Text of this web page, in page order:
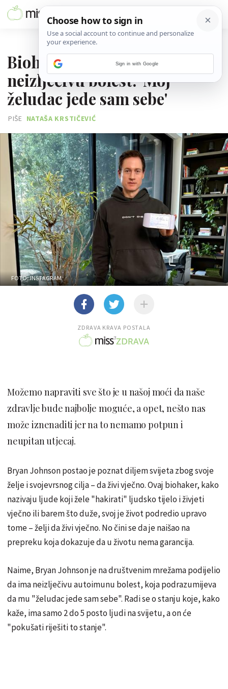
Biohaker Bryan Johnson ima
neizlječivu bolest: 'Moj
želudac jede sam sebe'
PIŠE NATAŠA KRSTIČEVIĆ
FOTO: INSTAGRAM
ZDRAVA KRAVA POSTALA
Možemo napraviti sve što je u našoj moći da naše
zdravlje bude najbolje moguće, a opet, nešto nas
može iznenaditi jer na to nemamo potpun i
neupitan utjecaj.
Bryan Johnson postao je poznat diljem svijeta zbog svoje
želje i svojevrsnog cilja – da živi vječno. Ovaj biohaker, kako
nazivaju ljude koji žele "hakirati" ljudsko tijelo i živjeti
vječno ili barem što duže, svoj je život podredio upravo
tome – želji da živi vječno. No čini se da je naišao na
prepreku koja dokazuje da u životu nema garancija.
Naime, Bryan Johnson je na društvenim mrežama podijelio
da ima neizlječivu autoimunu bolest, koja podrazumijeva
da mu "želudac jede sam sebe". Radi se o stanju koje, kako
kaže, ima samo 2 do 5 posto ljudi na svijetu, a on će
"pokušati riješiti to stanje".
Sign in with Google